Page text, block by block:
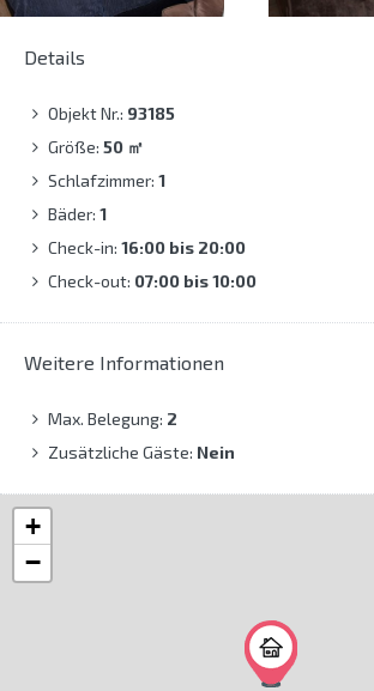
Details
Objekt Nr.: 93185
Größe: 50 ㎡
Schlafzimmer: 1
Bäder: 1
Check-in: 16:00 bis 20:00
Check-out: 07:00 bis 10:00
Weitere Informationen
Max. Belegung: 2
Zusätzliche Gäste: Nein
+
−